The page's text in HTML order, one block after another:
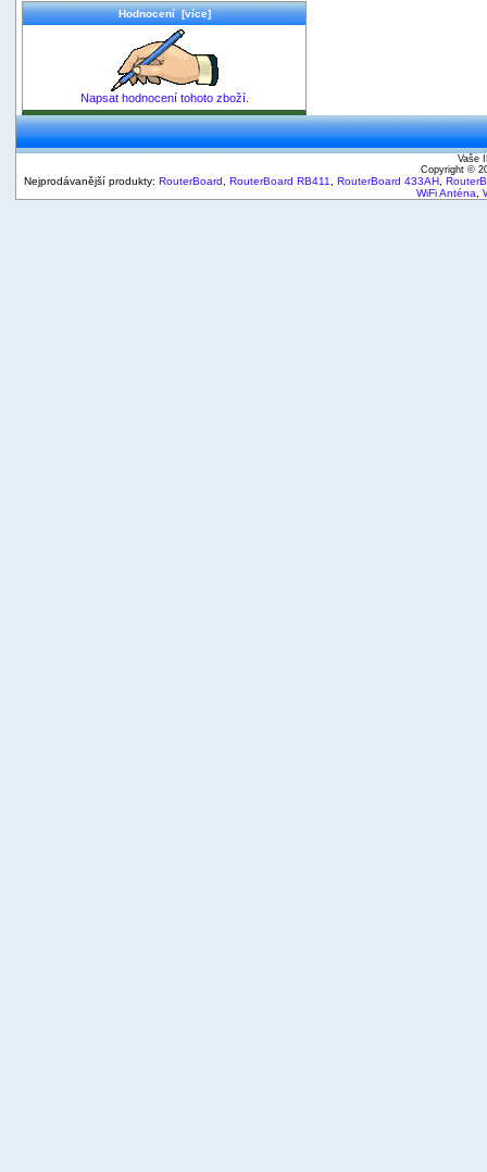
Hodnocení [více]
Napsat hodnocení tohoto zboží.
Vaše
Copyright ©
Nejprodávanější produkty: RouterBoard RouterBoard RB411 RouterBoard 433AH
WiFi Anténa